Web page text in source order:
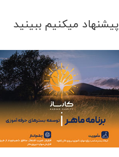
پیشنهاد می‎کنیم ببینید